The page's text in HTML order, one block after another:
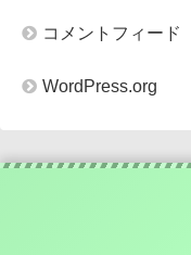
コメントフィード
WordPress.org